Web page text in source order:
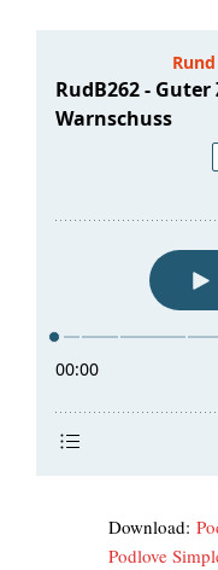
Down­load:
Pod­l­ove